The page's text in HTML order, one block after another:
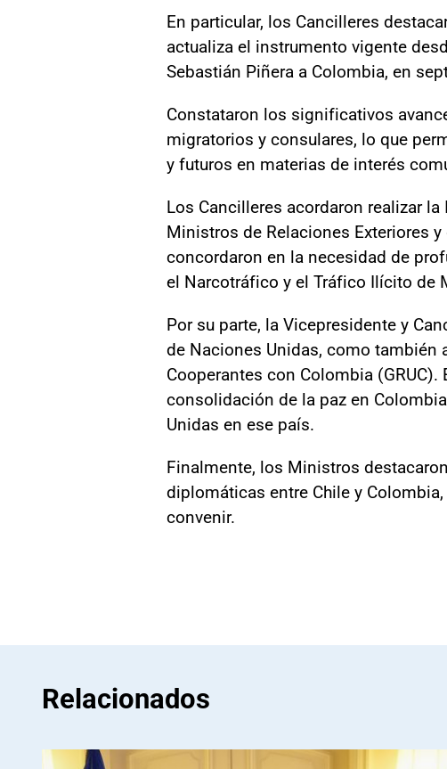
En particular, los Cancilleres
actualiza el instrumento vigente
Sebastián Piñera a Colombia, en
Constataron los significativos
migratorios y consulares, lo que
y futuros en materias de interés
Los Cancilleres acordaron realizar
Ministros de Relaciones Exteriores
concordaron en la necesidad de
el Narcotráfico y el Tráfico Ilícito de
Por su parte, la Vicepresidente y
de Naciones Unidas, como también
Cooperantes con Colombia
consolidación de la paz en
Unidas en ese país.
Finalmente, los Ministros
diplomáticas entre Chile y
convenir.
Relacionados